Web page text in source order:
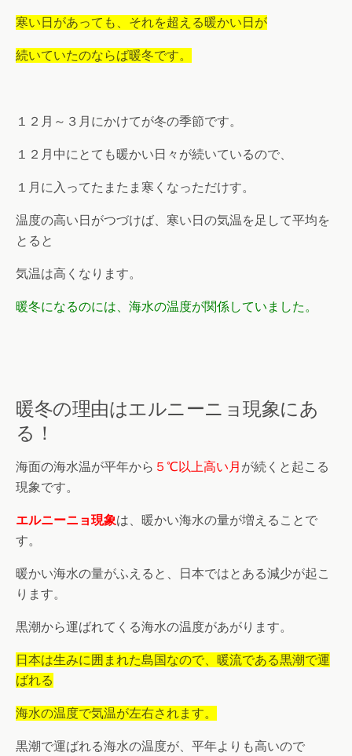
寒い日があっても、それを超える暖かい日が
続いていたのならば暖冬です。
１２月～３月にかけてが冬の季節です。
１２月中にとても暖かい日々が続いているので、
１月に入ってたまたま寒くなっただけす。
温度の高い日がつづけば、寒い日の気温を足して平均を
とると
気温は高くなります。
暖冬になるのには、海水の温度が関係していました。
暖冬の理由はエルニーニョ現象にあ
る！
海面の海水温が平年から ５℃以上高い月 が続くと起こる
現象です。
エルニーニョ現象は、暖かい海水の量が増えることで
す。
暖かい海水の量がふえると、日本ではとある減少が起こ
ります。
黒潮から運ばれてくる海水の温度があがります。
日本は生みに囲まれた島国なので、暖流である黒潮で運
ばれる
海水の温度で気温が左右されます。
黒潮で運ばれる海水の温度が、平年よりも高いので